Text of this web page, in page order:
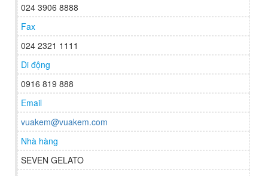
024 3906 8888
Fax
024 2321 1111
Di động
0916 819 888
Email
vuakem@vuakem.com
Nhà hàng
SEVEN GELATO